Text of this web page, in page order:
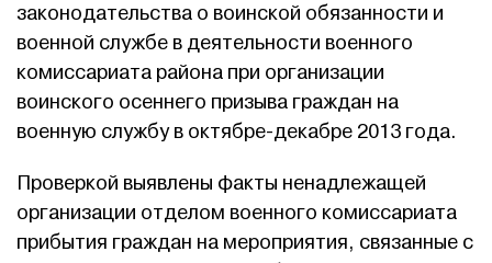
законодательства о воинской обязанности и
военной службе в деятельности военного
комиссариата района при организации
воинского осеннего призыва граждан на
военную службу в октябре-декабре 2013 года.
Проверкой выявлены факты ненадлежащей
организации отделом военного комиссариата
прибытия граждан на мероприятия, связанные с